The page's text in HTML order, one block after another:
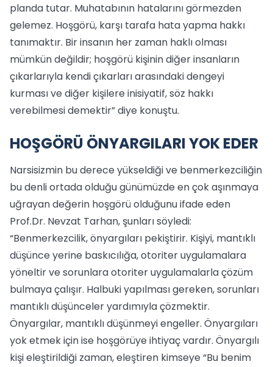
planda tutar. Muhatabının hatalarını görmezden
gelemez. Hoşgörü, karşı tarafa hata yapma hakkı
tanımaktır. Bir insanın her zaman haklı olması
mümkün değildir; hoşgörü kişinin diğer insanların
çıkarlarıyla kendi çıkarları arasındaki dengeyi
kurması ve diğer kişilere inisiyatif, söz hakkı
verebilmesi demektir” diye konuştu.
HOŞGÖRÜ ÖNYARGILARI YOK EDER
Narsisizmin bu derece yükseldiği ve benmerkezciliğin
bu denli ortada olduğu günümüzde en çok aşınmaya
uğrayan değerin hoşgörü olduğunu ifade eden
Prof.Dr. Nevzat Tarhan, şunları söyledi:
“Benmerkezcilik, önyargıları pekiştirir. Kişiyi, mantıklı
düşünce yerine baskıcılığa, otoriter uygulamalara
yöneltir ve sorunlara otoriter uygulamalarla çözüm
bulmaya çalışır. Halbuki yapılması gereken, sorunları
mantıklı düşünceler yardımıyla çözmektir.
Önyargılar, mantıklı düşünmeyi engeller. Önyargıları
yok etmek için ise hoşgörüye ihtiyaç vardır. Önyargılı
kişi eleştirildiği zaman, eleştiren kimseye “Bu benim